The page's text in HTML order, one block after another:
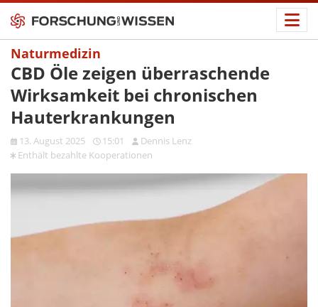
Naturmedizin
CBD Öle zeigen überraschende
Wirksamkeit bei chronischen
Hauterkrankungen
13. August 2025 15:01
Dennis Lenz
nenoitarepooK etlhazeb tlähtnE